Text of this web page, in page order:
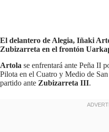
El delantero de Alegia, Iñaki
Zubizarreta en el frontón
Artola se enfrentará ante Peña II
Pilota en el Cuatro y Medio de
partido ante Zubizarreta III.